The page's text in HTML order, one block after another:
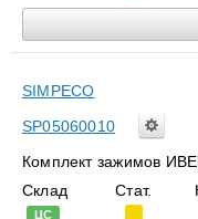
SIMPECO
SP05060010
Комплект зажимов
Склад
ЦС
Стат.